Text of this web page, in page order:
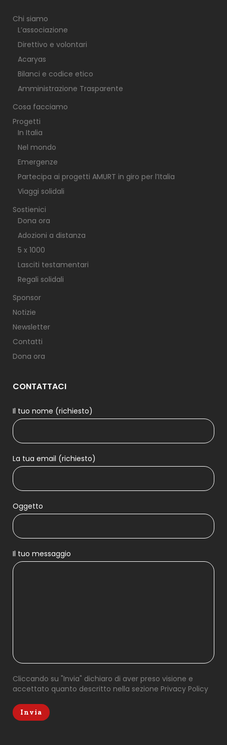
Chi siamo
L’associazione
Direttivo e volontari
Acaryas
Bilanci e codice etico
Amministrazione Trasparente
Cosa facciamo
Progetti
In Italia
Nel mondo
Emergenze
Partecipa ai progetti AMURT in giro per l’Italia
Viaggi solidali
Sostienici
Dona ora
Adozioni a distanza
5 x 1000
Lasciti testamentari
Regali solidali
Sponsor
Notizie
Newsletter
Contatti
Dona ora
CONTATTACI
Il tuo nome (richiesto)
La tua email (richiesto)
Oggetto
Il tuo messaggio
Cliccando su "Invia" dichiaro di aver preso visione e
accettato quanto descritto nella sezione Privacy Policy